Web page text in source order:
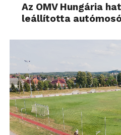
Az OMV Hungária
leállította